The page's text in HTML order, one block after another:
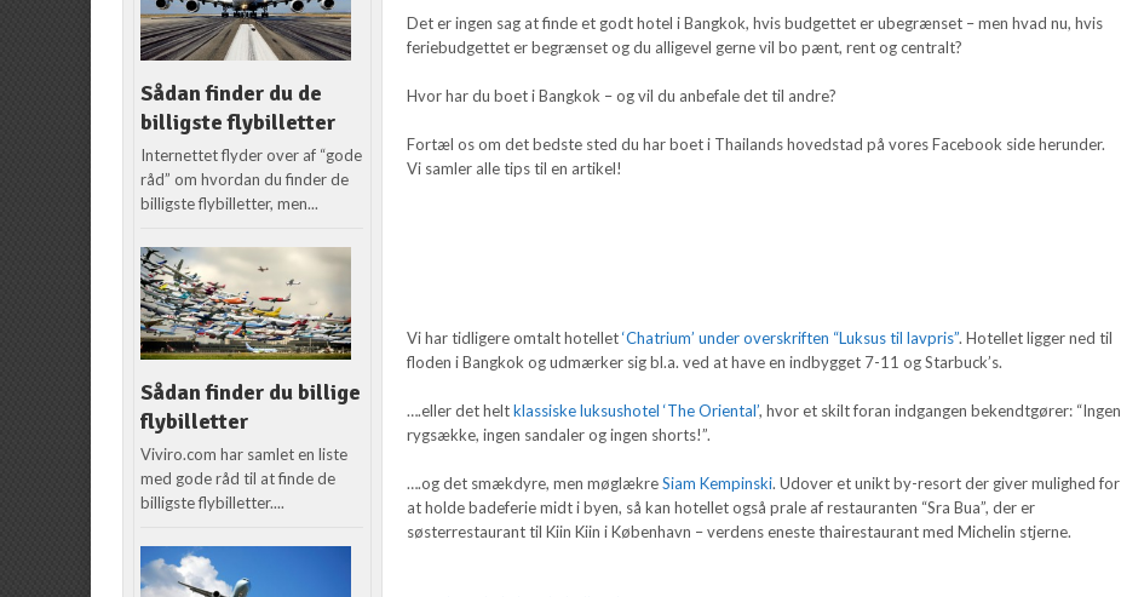
Det er ingen sag at finde et godt hotel i Bangkok, hvis budgettet er ubegrænset – men hvad nu, hvis
feriebudgettet er begrænset og du alligevel gerne vil bo pænt, rent og centralt?
Hvor har du boet i Bangkok – og vil du anbefale det til andre?
Fortæl os om det bedste sted du har boet i Thailands hovedstad på vores Facebook side herunder.
Vi samler alle tips til en artikel!
Vi har tidligere omtalt hotellet‘Chatrium’ under overskriften “Luksus til lavpris”. Hotellet ligger ned til
floden i Bangkok og udmærker sig bl.a. ved at have en indbygget 7-11 og Starbuck’s.
….eller det heltklassiske luksushotel ‘The Oriental’, hvor et skilt foran indgangen bekendtgører: “Ingen
rygsække, ingen sandaler og ingen shorts!”.
….og det smækdyre, men møglækreSiam Kempinski. Udover et unikt by-resort der giver mulighed for
at holde badeferie midt i byen, så kan hotellet også prale af restauranten “Sra Bua”, der er
søsterrestaurant til Kiin Kiin i København – verdens eneste thairestaurant med Michelin stjerne.
Sådan finder du de
billigste flybilletter
Internettet flyder over af “gode
råd” om hvordan du finder de
billigste flybilletter, men...
Sådan finder du billige
flybilletter
Viviro.com har samlet en liste
med gode råd til at finde de
billigste flybilletter....